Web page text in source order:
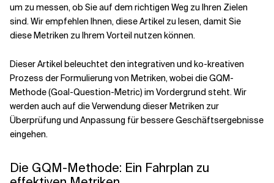
um zu messen, ob Sie auf dem richtigen Weg zu Ihren Zielen
sind. Wir empfehlen Ihnen, diese Artikel zu lesen, damit Sie
diese Metriken zu Ihrem Vorteil nutzen können.
Dieser Artikel beleuchtet den integrativen und ko-kreativen
Prozess der Formulierung von Metriken, wobei die GQM-
Methode (Goal-Question-Metric) im Vordergrund steht. Wir
werden auch auf die Verwendung dieser Metriken zur
Überprüfung und Anpassung für bessere Geschäftsergebnisse
eingehen.
Die GQM-Methode: Ein Fahrplan zu